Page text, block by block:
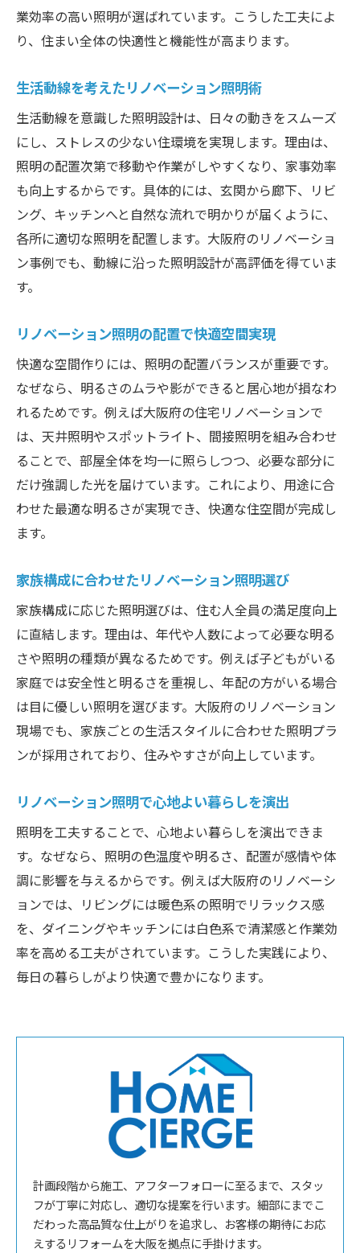
業効率の高い照明が選ばれています。こうした工夫によ
り、住まい全体の快適性と機能性が高まります。
生活動線を考えたリノベーション照明術
生活動線を意識した照明設計は、日々の動きをスムーズ
にし、ストレスの少ない住環境を実現します。理由は、
照明の配置次第で移動や作業がしやすくなり、家事効率
も向上するからです。具体的には、玄関から廊下、リビ
ング、キッチンへと自然な流れで明かりが届くように、
各所に適切な照明を配置します。大阪府のリノベーショ
ン事例でも、動線に沿った照明設計が高評価を得ていま
す。
リノベーション照明の配置で快適空間実現
快適な空間作りには、照明の配置バランスが重要です。
なぜなら、明るさのムラや影ができると居心地が損なわ
れるためです。例えば大阪府の住宅リノベーションで
は、天井照明やスポットライト、間接照明を組み合わせ
ることで、部屋全体を均一に照らしつつ、必要な部分に
だけ強調した光を届けています。これにより、用途に合
わせた最適な明るさが実現でき、快適な住空間が完成し
ます。
家族構成に合わせたリノベーション照明選び
家族構成に応じた照明選びは、住む人全員の満足度向上
に直結します。理由は、年代や人数によって必要な明る
さや照明の種類が異なるためです。例えば子どもがいる
家庭では安全性と明るさを重視し、年配の方がいる場合
は目に優しい照明を選びます。大阪府のリノベーション
現場でも、家族ごとの生活スタイルに合わせた照明プラ
ンが採用されており、住みやすさが向上しています。
リノベーション照明で心地よい暮らしを演出
照明を工夫することで、心地よい暮らしを演出できま
す。なぜなら、照明の色温度や明るさ、配置が感情や体
調に影響を与えるからです。例えば大阪府のリノベーシ
ョンでは、リビングには暖色系の照明でリラックス感
を、ダイニングやキッチンには白色系で清潔感と作業効
率を高める工夫がされています。こうした実践により、
毎日の暮らしがより快適で豊かになります。
計画段階から施工、アフターフォローに至るまで、スタッ
フが丁寧に対応し、適切な提案を行います。細部にまでこ
だわった高品質な仕上がりを追求し、お客様の期待にお応
えするリフォームを大阪を拠点に手掛けます。